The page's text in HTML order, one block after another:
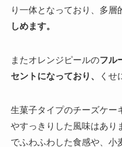
り一体となっており、多層
しめます。
またオレンジピールのフル
セントになっており、
くせ
生菓子タイプのチーズケー
やすっきりした風味はあり
でふわふわした食感や、小